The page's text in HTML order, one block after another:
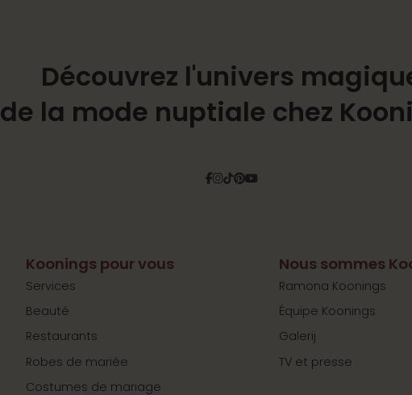
Découvrez l'univers
de la mode nuptiale chez
Facebook
Instagram
Tiktok
Pinterest
YouTube
Koonings pour vous
Services
Beauté
Restaurants
Robes de mariée
Costumes de mariage
Nous sommes
Ramona Koonings
Équipe Koonings
Galerij
TV et presse